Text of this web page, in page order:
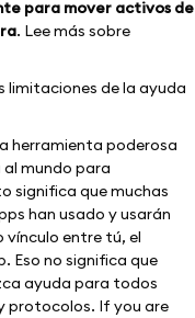
para mover activos de
. Lee más sobre
limitaciones de la ayuda
herramienta poderosa
mundo para
significa que muchas
han usado y usarán
entre tú, el
Eso no significa que
ayuda para todos
protocolos. If you are